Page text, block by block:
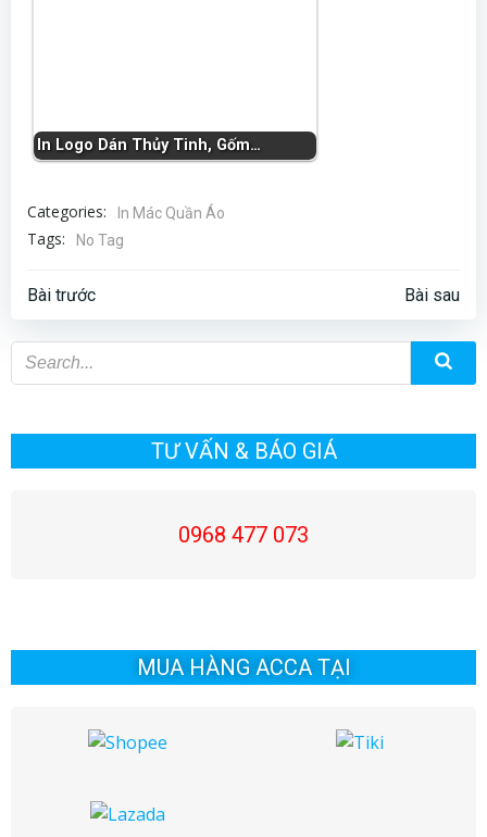
In Logo Dán Thủy Tinh, Gốm…
Categories: In Mác Quần Áo
Tags: No Tag
Điều
hướng
viết
Bài trước
Điều
hướng
viết
Bài sau
TƯ VẤN & BÁO GIÁ
0968 477 073
MUA HÀNG ACCA TẠI